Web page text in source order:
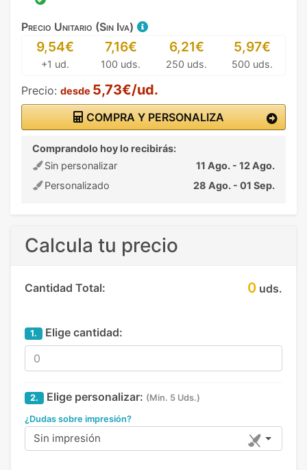
Precio Unitario (Sin Iva)
9,54€
+1 ud.
7,16€
100 uds.
6,21€
250 uds.
5,97€
500 uds.
Precio: desde 5,73€/ud.
COMPRA Y PERSONALIZA
Comprandolo hoy lo recibirás:
Sin personalizar
11 Ago. - 12 Ago.
Personalizado
28 Ago. - 01 Sep.
Calcula tu precio
Cantidad Total: 0 uds.
1. Elige cantidad:
2. Elige personalizar: (Min. 5 Uds.)
¿Dudas sobre impresión?
Sin impresión